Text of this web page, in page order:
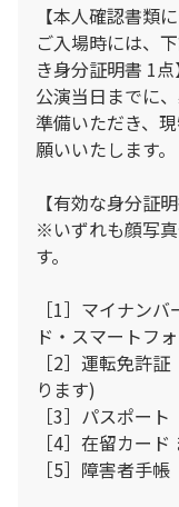
【本人確認書類
ご入場時には、
き身分証明書 1
公演当日までに
準備いただき、
願いいたします。
【有効な身分証明
※いずれも顔写
す。
［1］マイナン
ド・スマートフ
［2］運転免許
ります)
［3］パスポート
［4］在留カー
［5］障害者手帳